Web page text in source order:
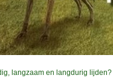
langzaam en langdurig lijden?